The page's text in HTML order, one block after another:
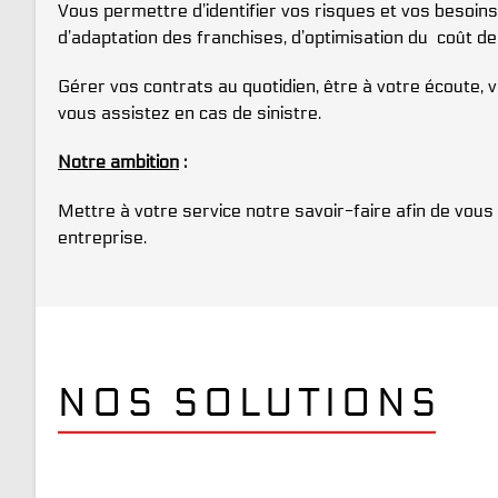
Vous permettre d’identifier vos risques et vos
d’adaptation des franchises, d’optimisation du coût
Gérer vos contrats au quotidien, être à votre écoute,
vous assistez en cas de sinistre.
Notre ambition :
Mettre à votre service notre savoir-faire afin de
entreprise.
NOS SOLUTIONS